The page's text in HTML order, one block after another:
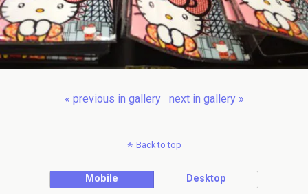
« previous in gallery next in gallery »
Back to top
Mobile Desktop